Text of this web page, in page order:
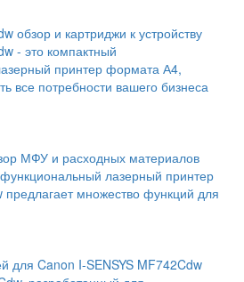
обзор и картриджи к устройству
- это компактный
принтер формата А4,
все потребности вашего бизнеса
МФУ и расходных материалов
лазерный принтер
множество функций для
для Canon I-SENSYS MF742Cdw